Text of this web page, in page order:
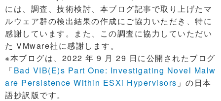
には、調査、技術検討、本ブログ記事で取り上げたマ
ルウェア群の検出結果の作成にご協力いただき、特に
感謝しています。また、この調査に協力していただい
た VMware社に感謝します。
※本ブログは、2022 年 9 月 29 日に公開されたブログ
「Bad VIB(E)s Part One: Investigating Novel Malw
are Persistence Within ESXi Hypervisors 」の日本
語抄訳版です。